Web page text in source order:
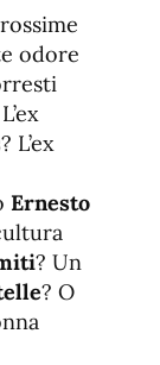
odore
? L’ex
Ernesto
? Un
? O